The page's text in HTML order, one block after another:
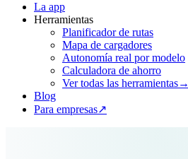
La app
Herramientas
Planificador de rutas
Mapa de cargadores
Autonomía real por modelo
Calculadora de ahorro
Ver todas las herramientas→
Blog
Para empresas↗